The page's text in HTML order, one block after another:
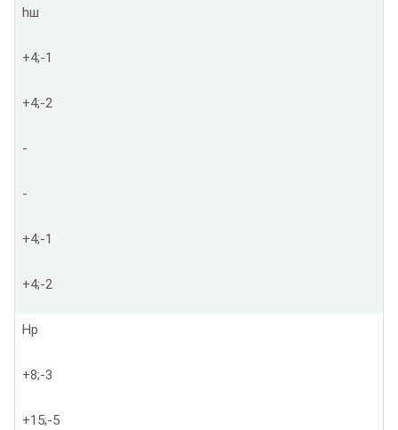
hш
+4;-1
+4;-2
-
-
+4;-1
+4;-2
Нр
+8;-3
+15;-5